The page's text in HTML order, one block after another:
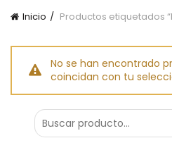
Inicio Productos etiquetados
No se han encontrado
coincidan con tu
Buscar
por: